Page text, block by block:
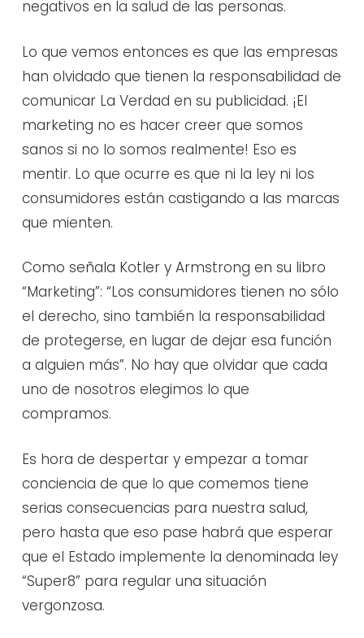
negativos en la salud de las personas.
Lo que vemos entonces es que las empresas
han olvidado que tienen la responsabilidad de
comunicar La Verdad en su publicidad. ¡El
marketing no es hacer creer que somos
sanos si no lo somos realmente! Eso es
mentir. Lo que ocurre es que ni la ley ni los
consumidores están castigando a las marcas
que mienten.
Como señala Kotler y Armstrong en su libro
“Marketing”: “Los consumidores tienen no sólo
el derecho, sino también la responsabilidad
de protegerse, en lugar de dejar esa función
a alguien más”. No hay que olvidar que cada
uno de nosotros elegimos lo que
compramos.
Es hora de despertar y empezar a tomar
conciencia de que lo que comemos tiene
serias consecuencias para nuestra salud,
pero hasta que eso pase habrá que esperar
que el Estado implemente la denominada ley
“Super8” para regular una situación
vergonzosa.